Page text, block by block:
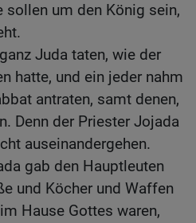
sollen um den König sein,
Juda taten, wie der
hatte, und ein jeder nahm
antraten, samt denen,
Denn der Priester Jojada
auseinandergehen.
gab den Hauptleuten
und Köcher und Waffen
Hause Gottes waren,